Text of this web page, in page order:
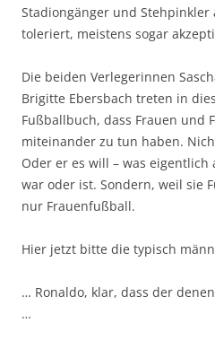
Stadiongänger und Stehpinkler
toleriert, meistens sogar
Die beiden Verlegerinnen
Brigitte Ebersbach treten in
Fußballbuch, dass Frauen und
miteinander zu tun haben.
Oder er es will – was eigentlich
war oder ist. Sondern, weil sie
nur Frauenfußball.
Hier jetzt bitte die typisch
… Ronaldo, klar, dass der
…